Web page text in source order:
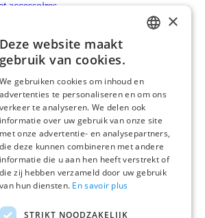
accessoires
étang
nitrifiantes
EcoPond Clean
concentré de bacteries
d'eau GH+ KH+ et PH+
ANTI ALGUE & ANTI
Bactéries nitrifiantes pour bassin
bactéries nitrifiantes
phosphate bassin et piscine
etang
×
Deze website maakt
gebruik van cookies.
We gebruiken cookies om inhoud en
advertenties te personaliseren en om ons
verkeer te analyseren. We delen ook
informatie over uw gebruik van onze site
met onze advertentie- en analysepartners,
die deze kunnen combineren met andere
informatie die u aan hen heeft verstrekt of
die zij hebben verzameld door uw gebruik
van hun diensten. En savoir plus
STRIKT NOODZAKELIJK